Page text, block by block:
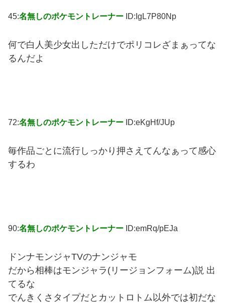
45:名無しのポケモントレーナー ID:IgL7P80Np
何で白人美少女出しただけでポリコレざまぁってな
るんだよ
72:名無しのポケモントレーナー ID:eKgHf/JUp
毎作品ごとに流行しっかり押さえてんなぁって感心
するわ
90:名無しのポケモントレーナー ID:emRq/pEJa
ドンナモンジャTVのナンジャモ
だから相棒はモンジャラ(リージョンフォーム)説 出
てるな
でんきくさタイプだとカットロトム以外では初だな